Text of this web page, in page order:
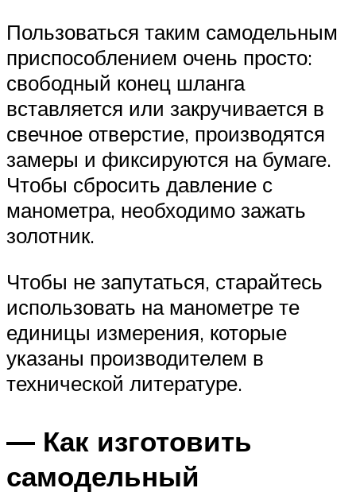
Пользоваться таким самодельным
приспособлением очень просто:
свободный конец шланга
вставляется или закручивается в
свечное отверстие, производятся
замеры и фиксируются на бумаге.
Чтобы сбросить давление с
манометра, необходимо зажать
золотник.
Чтобы не запутаться, старайтесь
использовать на манометре те
единицы измерения, которые
указаны производителем в
технической литературе.
— Как изготовить
самодельный